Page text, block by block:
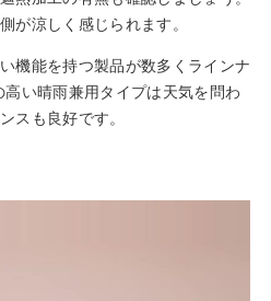
が涼しく感じられます。
機能を持つ製品が数多くラインナ
い晴雨兼用タイプは天気を問わ
スも良好です。